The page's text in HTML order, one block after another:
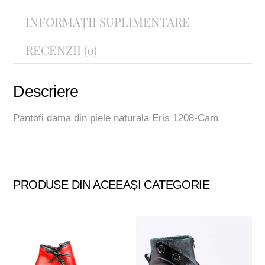
1208-
Cam
INFORMAȚII SUPLIMENTARE
RECENZII (0)
Descriere
Pantofi dama din piele naturala Eris 1208-Cam
PRODUSE DIN ACEEAȘI CATEGORIE